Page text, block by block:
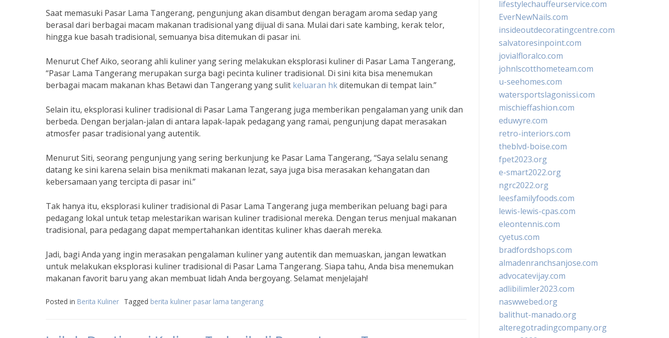
Saat memasuki Pasar Lama Tangerang, pengunjung akan disambut dengan beragam aroma sedap yang
berasal dari berbagai macam makanan tradisional yang dijual di sana. Mulai dari sate kambing, kerak telor,
hingga kue basah tradisional, semuanya bisa ditemukan di pasar ini.
Menurut Chef Aiko, seorang ahli kuliner yang sering melakukan eksplorasi kuliner di Pasar Lama Tangerang,
“Pasar Lama Tangerang merupakan surga bagi pecinta kuliner tradisional. Di sini kita bisa menemukan
berbagai macam makanan khas Betawi dan Tangerang yang sulit keluaran hkditemukan di tempat lain.”
Selain itu, eksplorasi kuliner tradisional di Pasar Lama Tangerang juga memberikan pengalaman yang unik dan
berbeda. Dengan berjalan-jalan di antara lapak-lapak pedagang yang ramai, pengunjung dapat merasakan
atmosfer pasar tradisional yang autentik.
Menurut Siti, seorang pengunjung yang sering berkunjung ke Pasar Lama Tangerang, “Saya selalu senang
datang ke sini karena selain bisa menikmati makanan lezat, saya juga bisa merasakan kehangatan dan
kebersamaan yang tercipta di pasar ini.”
Tak hanya itu, eksplorasi kuliner tradisional di Pasar Lama Tangerang juga memberikan peluang bagi para
pedagang lokal untuk tetap melestarikan warisan kuliner tradisional mereka. Dengan terus menjual makanan
tradisional, para pedagang dapat mempertahankan identitas kuliner khas daerah mereka.
Jadi, bagi Anda yang ingin merasakan pengalaman kuliner yang autentik dan memuaskan, jangan lewatkan
untuk melakukan eksplorasi kuliner tradisional di Pasar Lama Tangerang. Siapa tahu, Anda bisa menemukan
makanan favorit baru yang akan membuat lidah Anda bergoyang. Selamat menjelajah!
Posted in Berita Kuliner Tagged berita kuliner pasar lama tangerang
lifestylechauffeurservice.com
EverNewNails.com
insideoutdecoratingcentre.com
salvatoresinpoint.com
jovialfloralco.com
johnlscotthometeam.com
u-seehomes.com
watersportslagonissi.com
mischieffashion.com
eduwyre.com
retro-interiors.com
theblvd-boise.com
fpet2023.org
e-smart2022.org
ngrc2022.org
leesfamilyfoods.com
lewis-lewis-cpas.com
eleontennis.com
cyetus.com
bradfordshops.com
almadenranchsanjose.com
advocatevijay.com
adlibilimler2023.com
naswwebed.org
balithut-manado.org
alteregotradingcompany.org